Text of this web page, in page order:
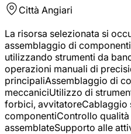
Città Angiari
La risorsa selezionata si
assemblaggio di
utilizzando strumenti da
operazioni manuali di
principaliAssemblaggio di
meccaniciUtilizzo di
forbici, avvitatoreCablaggio
componentiControllo
assemblateSupporto alle